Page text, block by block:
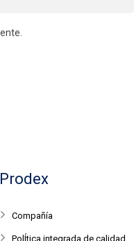
Prodex
Compañía
PolÍtica integrada de calidad,